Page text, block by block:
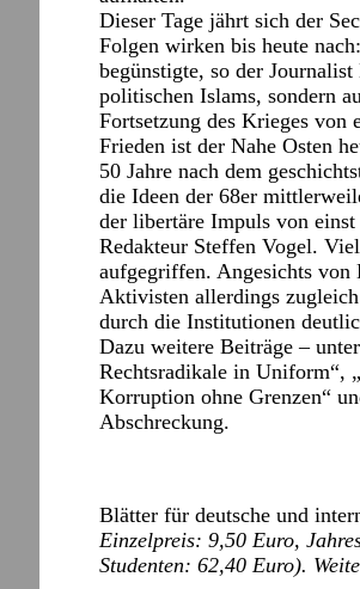
Dieser Tage jährt sich der
Folgen wirken bis heute
begünstigte, so der
politischen Islams, sondern
Fortsetzung des Krieges von
Frieden ist der Nahe Osten
50 Jahre nach dem
die Ideen der 68er
der libertäre Impuls von
Redakteur Steffen Vogel.
aufgegriffen. Angesichts von
Aktivisten allerdings
durch die Institutionen
Dazu weitere Beiträge –
Rechtsradikale in Uniform“,
Korruption ohne Grenzen“
Abschreckung.
Blätter für deutsche und
Einzelpreis: 9,50 Euro,
Studenten: 62,40 Euro).